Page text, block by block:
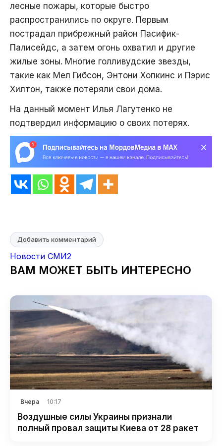
лесные пожары, которые быстро
распространились по округе. Первым
пострадал прибрежный район Пасифик-
Палисейдс, а затем огонь охватил и другие
жилые зоны. Многие голливудские звезды,
такие как Мел Гибсон, Энтони Хопкинс и Пэрис
Хилтон, также потеряли свои дома.
На данный момент Илья Лагутенко не
подтвердил информацию о своих потерях.
Добавить комментарий
Новости СМИ2
ВАМ МОЖЕТ БЫТЬ ИНТЕРЕСНО
Вчера 10:17
Воздушные силы Украины признали
полный провал защиты Киева от 28 ракет